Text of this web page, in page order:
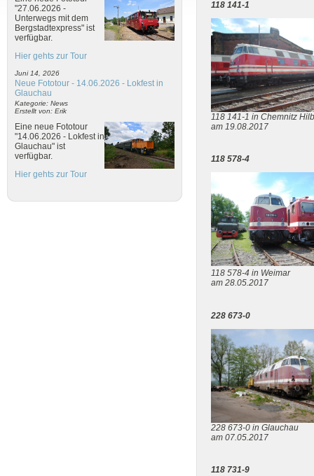
"27.06.2026 -
Unterwegs mit dem
Bergstadtexpress" ist
verfügbar.
Hier gehts zur Tour
Juni 14, 2026
Neue Fototour - 14.06.2026 - Lokfest in
Glauchau
Kategorie: News
Erstellt von: Erik
Eine neue Fototour
"14.06.2026 - Lokfest in
Glauchau" ist
verfügbar.
Hier gehts zur Tour
118 141-1
118 141-1 in Chemnitz
am 19.08.2017
118 578-4
118 578-4 in Weimar
am 28.05.2017
228 673-0
228 673-0 in Glauchau
am 07.05.2017
118 731-9